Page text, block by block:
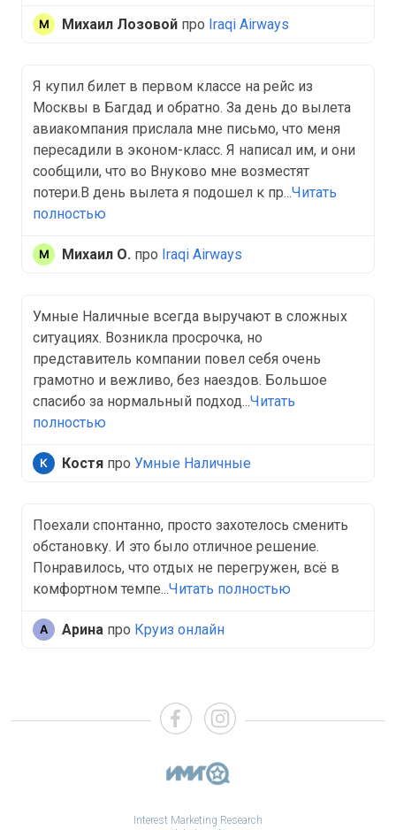
Михаил Лозовой про Iraqi Airways
Я купил билет в первом классе на рейс из
Москвы в Багдад и обратно. За день до вылета
авиакомпания прислала мне письмо, что меня
пересадили в эконом-класс. Я написал им, и они
сообщили, что во Внуково мне возместят
потери.В день вылета я подошел к пр...Читать
полностью
Михаил О. про Iraqi Airways
Умные Наличные всегда выручают в сложных
ситуациях. Возникла просрочка, но
представитель компании повел себя очень
грамотно и вежливо, без наездов. Большое
спасибо за нормальный подход...Читать
полностью
Костя про Умные Наличные
Поехали спонтанно, просто захотелось сменить
обстановку. И это было отличное решение.
Понравилось, что отдых не перегружен, всё в
комфортном темпе...Читать полностью
Арина про Круиз онлайн
Interest Marketing Research